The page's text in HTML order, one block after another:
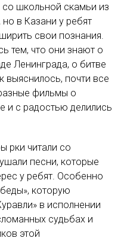
со школьной скамьи из
в Казани у ребят
свои познания.
тем, что они знают о
Ленинграда, о битве
выяснилось, почти все
фильмы о
и с радостью делились
рки читали со
песни, которые
у ребят. Особенно
которую
в исполнении
судьбах и
этой